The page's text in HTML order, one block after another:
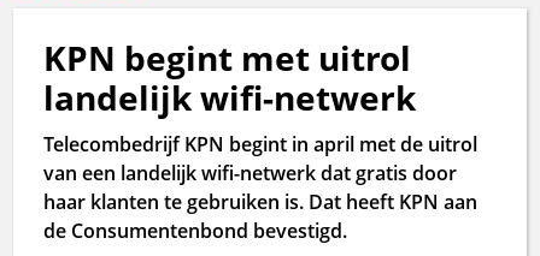
KPN begint met uitrol
landelijk wifi-netwerk
Telecombedrijf KPN begint in april met de uitrol
van een landelijk wifi-netwerk dat gratis door
haar klanten te gebruiken is. Dat heeft KPN aan
de Consumentenbond bevestigd.